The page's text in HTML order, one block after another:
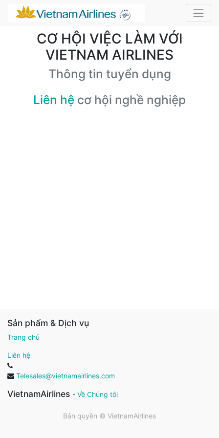
CƠ HỘI VIỆC LÀM VỚI
VIETNAM AIRLINES
Thông tin tuyển dụng
Liên hệ cơ hội nghề nghiệp
Sản phẩm & Dịch vụ
Trang chủ
Liên hệ
Telesales@vietnamairlines.com
VietnamAirlines - Về Chúng tôi
Bản quyền © VietnamAirlines